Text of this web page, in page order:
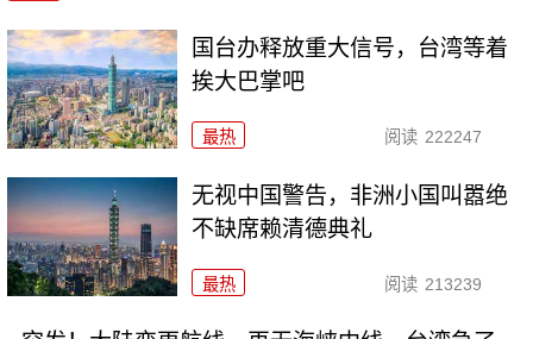
国台办释放重大信号，台湾等着
挨大巴掌吧
最热 阅读 222247
无视中国警告，非洲小国叫嚣绝
不缺席赖清德典礼
最热 阅读 213239